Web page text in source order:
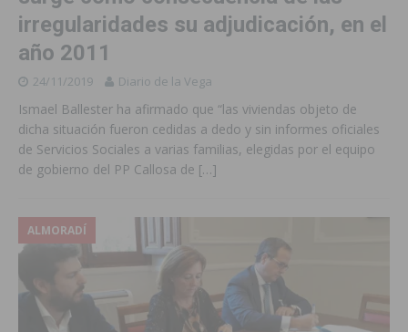
irregularidades su adjudicación, en el
año 2011
24/11/2019 Diario de la Vega
Ismael Ballester ha afirmado que “las viviendas objeto de
dicha situación fueron cedidas a dedo y sin informes oficiales
de Servicios Sociales a varias familias, elegidas por el equipo
de gobierno del PP Callosa de […]
ALMORADÍ